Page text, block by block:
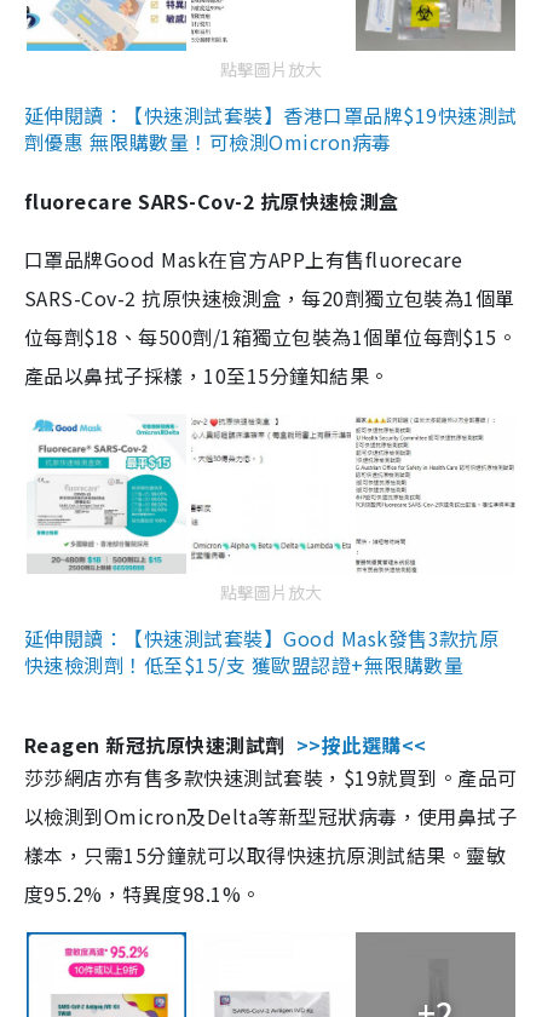
點擊圖片放大
延伸閱讀：【快速測試套裝】香港口罩品牌$19快速測試
劑優惠 無限購數量！可檢測Omicron病毒
fluorecare SARS-Cov-2 抗原快速檢測盒
口罩品牌Good Mask在官方APP上有售fluorecare
SARS-Cov-2 抗原快速檢測盒，每20劑獨立包裝為1個單
位每劑$18、每500劑/1箱獨立包裝為1個單位每劑$15。
產品以鼻拭子採樣，10至15分鐘知結果。
點擊圖片放大
延伸閱讀：【快速測試套裝】Good Mask發售3款抗原
快速檢測劑！低至$15/支 獲歐盟認證+無限購數量
Reagen 新冠抗原快速測試劑 >>按此選購<<
莎莎網店亦有售多款快速測試套裝，$19就買到。產品可
以檢測到Omicron及Delta等新型冠狀病毒，使用鼻拭子
樣本，只需15分鐘就可以取得快速抗原測試結果。靈敏
度95.2%，特異度98.1%。